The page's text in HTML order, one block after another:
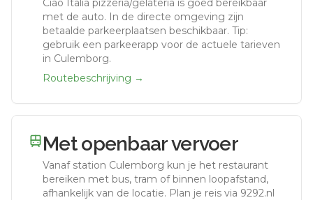
Ciao Italia pizzeria/gelateria is goed bereikbaar
met de auto. In de directe omgeving zijn
betaalde parkeerplaatsen beschikbaar. Tip:
gebruik een parkeerapp voor de actuele tarieven
in Culemborg.
Routebeschrijving →
Met openbaar vervoer
Vanaf station Culemborg kun je het restaurant
bereiken met bus, tram of binnen loopafstand,
afhankelijk van de locatie. Plan je reis via 9292.nl